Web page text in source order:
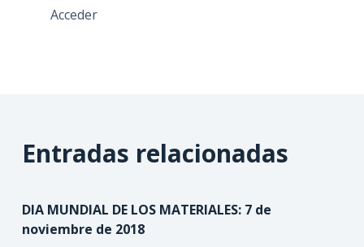
Acceder
Entradas relacionadas
DIA MUNDIAL DE LOS MATERIALES: 7 de
noviembre de 2018